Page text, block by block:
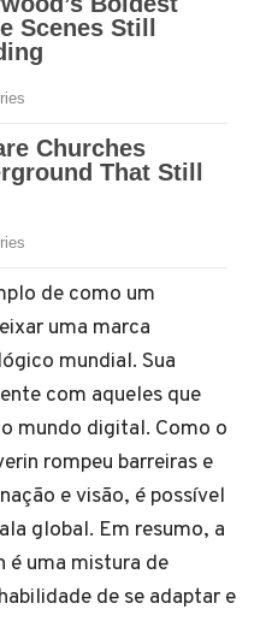
de como um
uma marca
mundial. Sua
com aqueles que
mundo digital. Como o
rompeu barreiras e
e visão, é possível
global. Em resumo, a
é uma mistura de
de se adaptar e